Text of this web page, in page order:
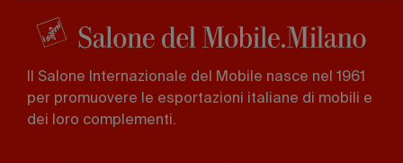
Il Salone Internazionale del Mobile nasce nel 1961
per promuovere le esportazioni italiane di mobili e
dei loro complementi.